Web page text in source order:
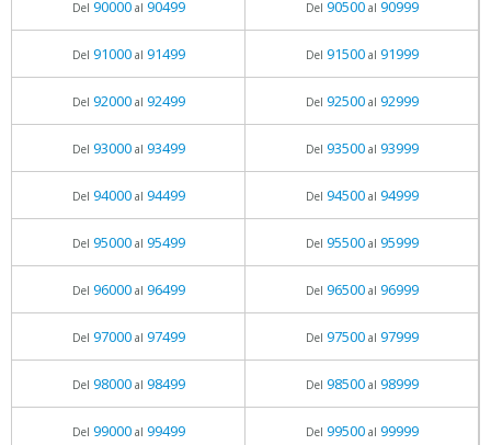
Del 90000al 90499 Del 90500al 90999
Del 91000al 91499 Del 91500al 91999
Del 92000al 92499 Del 92500al 92999
Del 93000al 93499 Del 93500al 93999
Del 94000al 94499 Del 94500al 94999
Del 95000al 95499 Del 95500al 95999
Del 96000al 96499 Del 96500al 96999
Del 97000al 97499 Del 97500al 97999
Del 98000al 98499 Del 98500al 98999
Del 99000al 99499 Del 99500al 99999